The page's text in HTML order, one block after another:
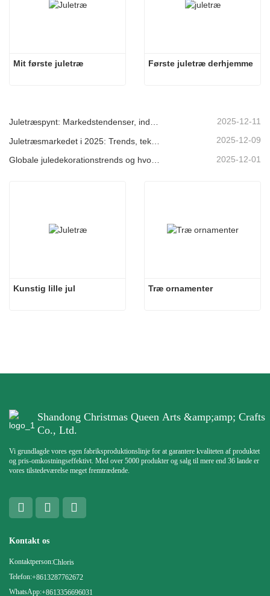
Mit første juletræ Første juletræ derhjemme
Juletræspynt: Markedstendenser, indsigt i forsyningskæden og indkøbsguide 2025 2025-12-11
2025-12-09
2025-12-01
Kunstig lille jul Træ ornamenter
Shandong Christmas Queen Arts &amp;amp; Crafts
Co., Ltd.
Vi grundlagde vores egen fabriksproduktionslinje for at garantere kvaliteten af ​​produktet
og pris-omkostningseffektivt. Med over 5000 produkter og salg til mere end 36 lande er
vores tilstedeværelse meget fremtrædende.
Kontakt os
Kontaktperson:Chloris
Telefon:+8613287762672
WhatsApp:+8613356696031